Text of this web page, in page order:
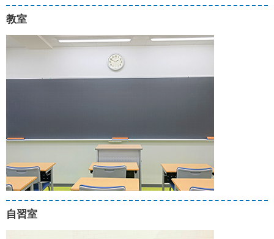
教室
自習室